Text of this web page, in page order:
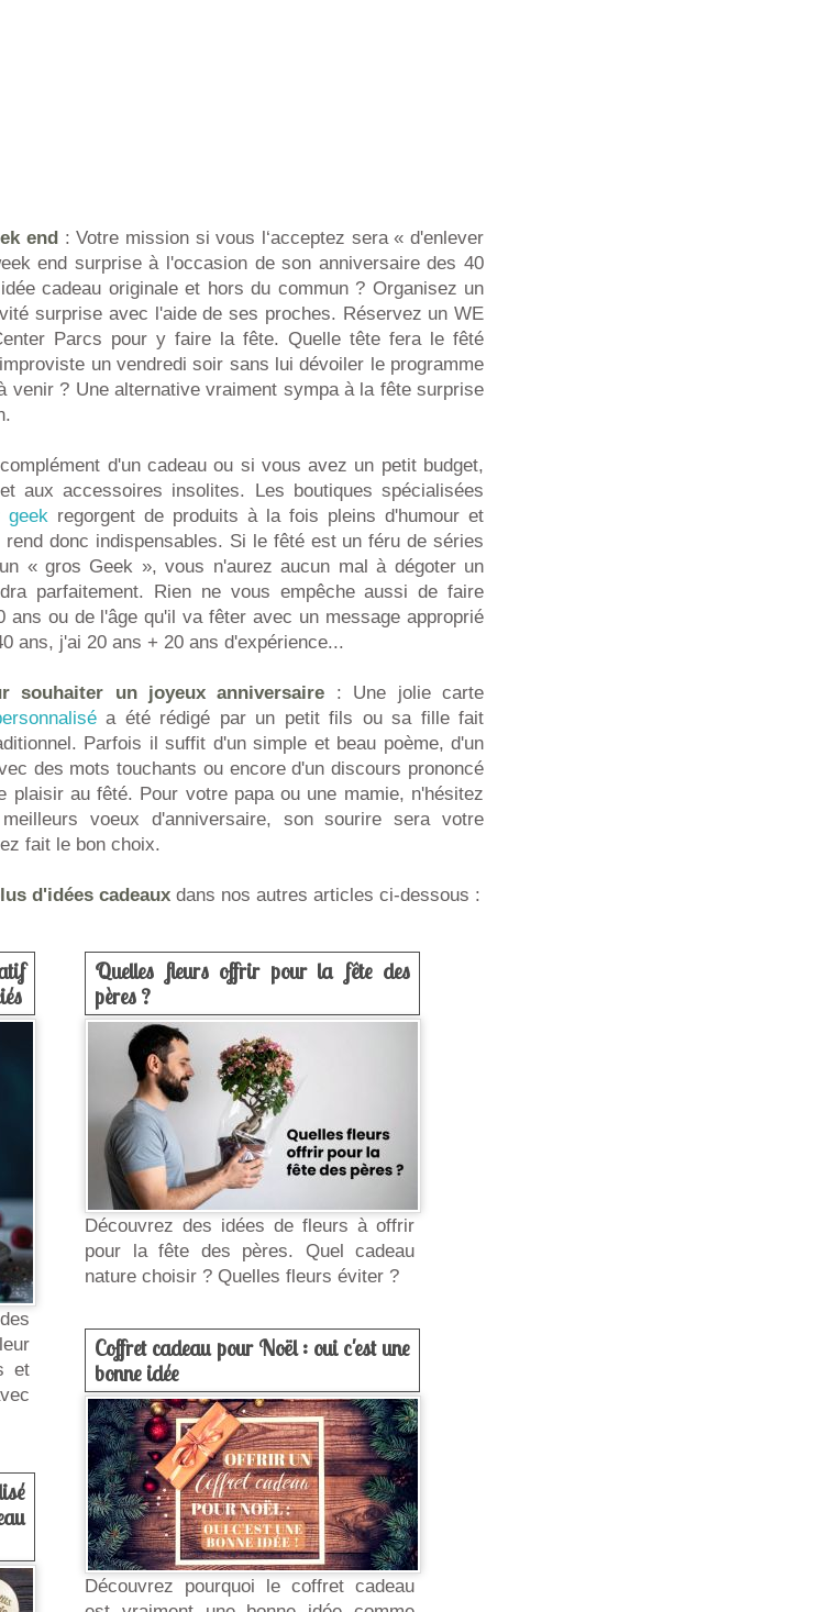
end: Votre mission si vous l‘acceptez sera « d'enlever
end surprise à l'occasion de son anniversaire des 40
cadeau originale et hors du commun ? Organisez un
surprise avec l'aide de ses proches. Réservez un WE
Parcs pour y faire la fête. Quelle tête fera le fêté
un vendredi soir sans lui dévoiler le programme
venir ? Une alternative vraiment sympa à la fête surprise
d'un cadeau ou si vous avez un petit budget,
aux accessoires insolites. Les boutiques spécialisées
geek regorgent de produits à la fois pleins d'humour et
donc indispensables. Si le fêté est un féru de séries
« gros Geek », vous n'aurez aucun mal à dégoter un
parfaitement. Rien ne vous empêche aussi de faire
ans ou de l'âge qu'il va fêter avec un message approprié
ans, j'ai 20 ans + 20 ans d'expérience...
souhaiter un joyeux anniversaire : Une jolie carte
a été rédigé par un petit fils ou sa fille fait
Parfois il suffit d'un simple et beau poème, d'un
des mots touchants ou encore d'un discours prononcé
plaisir au fêté. Pour votre papa ou une mamie, n'hésitez
voeux d'anniversaire, son sourire sera votre
fait le bon choix.
d'idées cadeaux dans nos autres articles ci-dessous :
et
Quelles fleurs offrir pour la fête des
pères ?
Découvrez des idées de fleurs à offrir
pour la fête des pères. Quel cadeau
nature choisir ? Quelles fleurs éviter ?
Coffret cadeau pour Noël : oui c'est une
bonne idée
Découvrez pourquoi le coffret cadeau